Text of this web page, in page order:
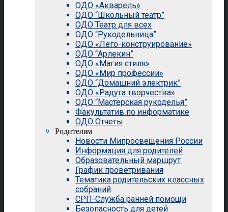
ОДО «Акварель»
ОДО “Школьный театр”
ОДО Театр для всех
ОДО “Рукодельница”
ОДО «Лего-конструирование»
ОДО “Арлекин”
ОДО «Магия стиля»
ОДО «Мир профессии»
ОДО “Домашний электрик”
ОДО «Радуга творчества»
ОДО “Мастерская рукоделья”
Факультатив по информатике
ОДО Отчеты
Родителям
Новости Мипросвещения России
Информация для родителей
Образовательный маршрут
График проветривания
Тематика родительских классных
собраний
СРП-Служба ранней помощи
Безопасность для детей